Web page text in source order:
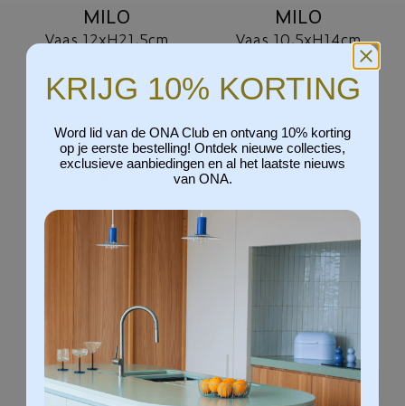
MILO
Vaas 12xH21,5cm
Milo
MILO
Vaas 10,5xH14cm
Milo
KRIJG 10% KORTING
Word lid van de ONA Club en ontvang 10% korting
op je eerste bestelling! Ontdek nieuwe collecties,
exclusieve aanbiedingen en al het laatste nieuws
van ONA.